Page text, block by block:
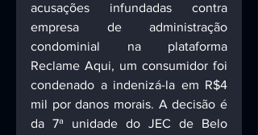
acusações infundadas contra
empresa de administração
condominial na plataforma
Reclame Aqui, um consumidor foi
condenado a indenizá-la em R$4
mil por danos morais. A decisão é
da 7ª unidade do JEC de Belo